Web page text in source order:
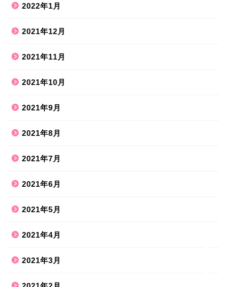
2022年1月
2021年12月
2021年11月
2021年10月
2021年9月
2021年8月
2021年7月
2021年6月
2021年5月
2021年4月
2021年3月